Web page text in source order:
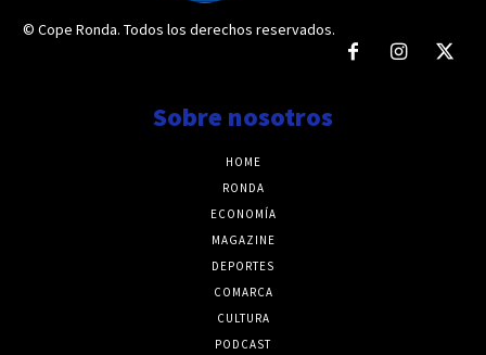
© Cope Ronda. Todos los derechos reservados.
Sobre nosotros
HOME
RONDA
ECONOMÍA
MAGAZINE
DEPORTES
COMARCA
CULTURA
PODCAST